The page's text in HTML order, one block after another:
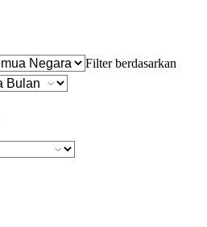
Filter berdasarkan